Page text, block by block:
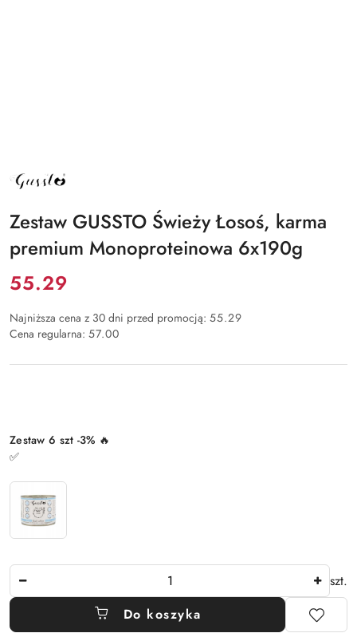
NAZWA
PRODUCENTA:
Zestaw GUSSTO Świeży Łosoś, karma
premium Monoproteinowa 6x190g
Cena:
55.29
Najniższa cena z 30 dni przed promocją: 55.29
Cena regularna: 57.00
Wariant
Zestaw 6 szt -3% 🔥
✅
szt.
Do koszyka